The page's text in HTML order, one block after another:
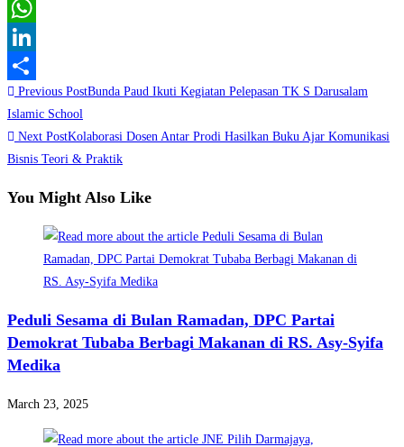
Twitter
WhatsApp
LinkedIn
Share
Read
more
articles
Previous PostBunda Paud Ikuti Kegiatan Pelepasan TK S Darusalam
Islamic School
Next PostKolaborasi Dosen Antar Prodi Hasilkan Buku Ajar Komunikasi
Bisnis Teori & Praktik
You Might Also Like
Peduli Sesama di Bulan Ramadan, DPC Partai
Demokrat Tubaba Berbagi Makanan di RS. Asy-Syifa
Medika
March 23, 2025